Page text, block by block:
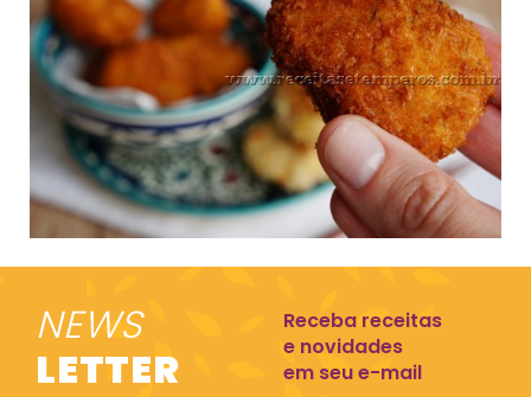
NEWS
LETTER
Receba receitas
e novidades
em seu e-mail